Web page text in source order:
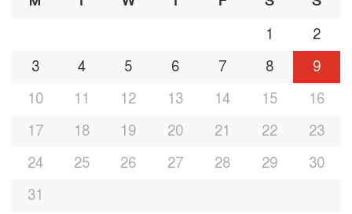
1
2
3
4 5 6 7 8
9
10
11 12 13 14 15
16
17
18 19 20 21 22
23
24
25 26 27 28 29
30
31